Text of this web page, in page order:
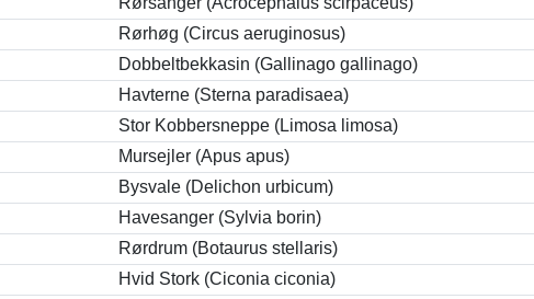
Rørhøg (Circus aeruginosus)
Dobbeltbekkasin (Gallinago gallinago)
Havterne (Sterna paradisaea)
Stor Kobbersneppe (Limosa limosa)
Mursejler (Apus apus)
Bysvale (Delichon urbicum)
Havesanger (Sylvia borin)
Rørdrum (Botaurus stellaris)
Hvid Stork (Ciconia ciconia)